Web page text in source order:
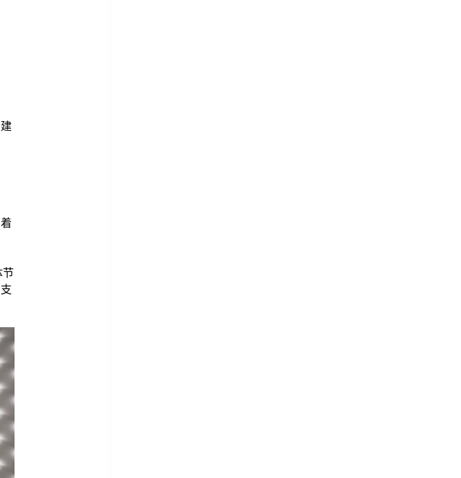
节